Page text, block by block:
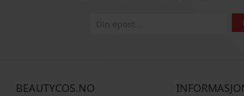
BEAUTYCOS.NO